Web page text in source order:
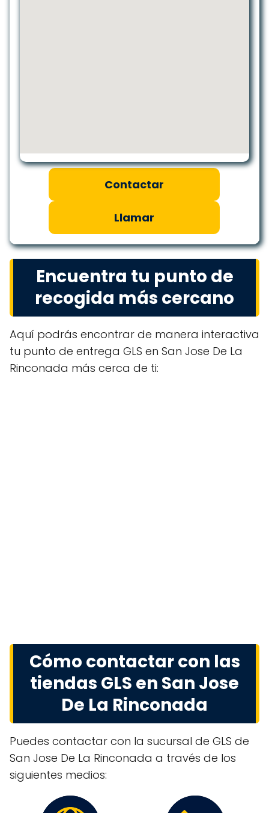
Contactar
Llamar
Encuentra tu punto de
recogida más cercano
Aquí podrás encontrar de manera interactiva
tu punto de entrega GLS en San Jose De La
Rinconada más cerca de ti:
Cómo contactar con las
tiendas GLS en San Jose
De La Rinconada
Puedes contactar con la sucursal de GLS de
San Jose De La Rinconada a través de los
siguientes medios: